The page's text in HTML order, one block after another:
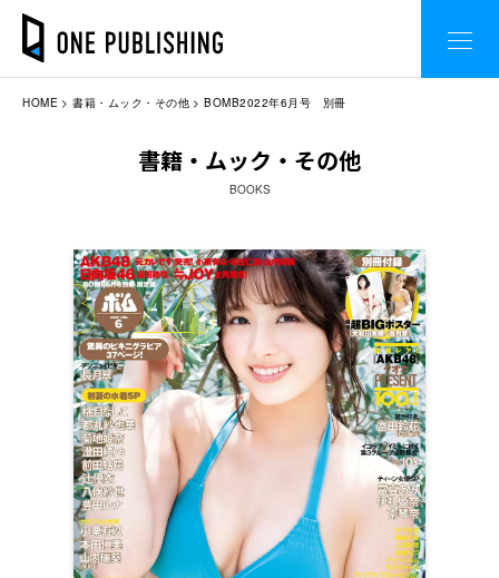
HOME 書籍・ムック・その他 BOMB2022年6月号 別冊
書籍・ムック・その他
BOOKS